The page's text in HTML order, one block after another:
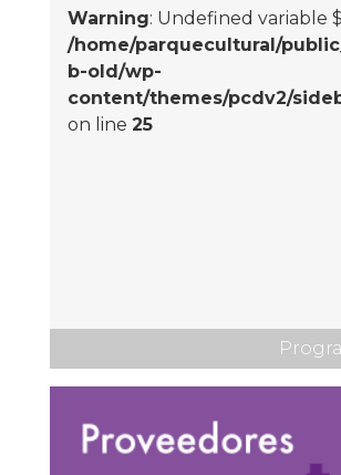
Warning: Undefined variable
/home/parquecultural/
b-old/wp-
content/themes/pcdv2/
on line 25